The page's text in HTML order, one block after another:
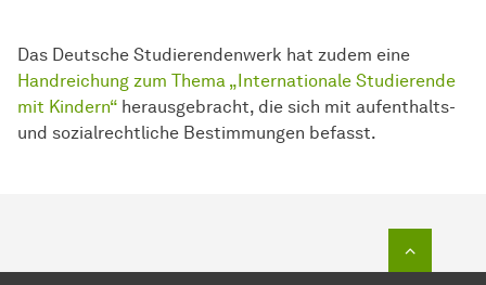
Das Deutsche Studierendenwerk hat zudem eine
Handreichung zum Thema „Internationale Studierende
mit Kindern“ herausgebracht, die sich mit aufenthalts-
und sozialrechtliche Bestimmungen befasst.